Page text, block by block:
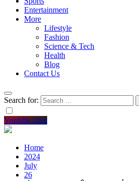
Entertainment
More
Lifestyle
Fashion
Science & Tech
Health
Blog
Contact Us
Search for:
Youtube Live
Home
2024
July
26